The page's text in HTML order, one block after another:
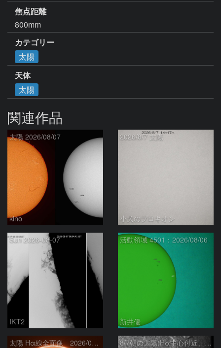
焦点距離
800mm
カテゴリー
太陽
天体
太陽
関連作品
太陽 2026/08/07
kino
2026/8/7 太陽
小犬のプロキオン
Sun 2026-08-07
IKT2
活動領域 4501：2026/08/06
新井優
太陽 Hα線全面像 2026/08/07 8/7朝の太陽(Hα中心付近、4498、4502付近)